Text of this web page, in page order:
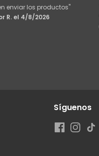
enviar los productos"
R. el 4/8/2026
Síguenos